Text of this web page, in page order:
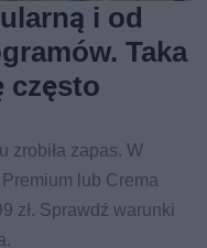
i od
Taka
często
zrobiła zapas. W
lub Crema
zł. Sprawdź warunki